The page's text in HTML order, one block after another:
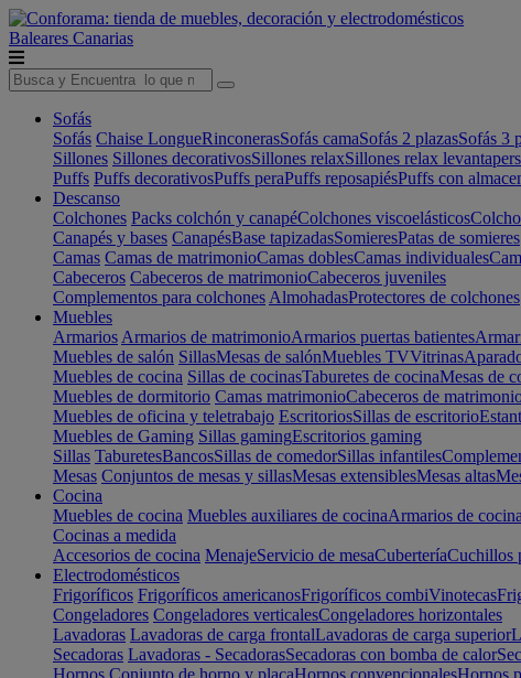
Baleares Canarias
Sofás
Sofás Chaise LongueRinconerasSofás camaSofás 2 plazasSofás 3
Sillones Sillones decorativosSillones relaxSillones relax
Puffs Puffs decorativosPuffs peraPuffs reposapiésPuffs con
Descanso
Colchones Packs colchón y canapéColchones viscoelásticos
Canapés y bases CanapésBase tapizadasSomieresPatas de somieres
Camas Camas de matrimonioCamas doblesCamas individuales
Cabeceros Cabeceros de matrimonioCabeceros juveniles
Complementos para colchones AlmohadasProtectores de colchones
Muebles
Armarios Armarios de matrimonioArmarios puertas batientes
Muebles de salón SillasMesas de salónMuebles TVVitrinas
Muebles de cocina Sillas de cocinasTaburetes de cocinaMesas de
Muebles de dormitorio Camas matrimonioCabeceros de
Muebles de oficina y teletrabajo EscritoriosSillas de escritorio
Muebles de Gaming Sillas gamingEscritorios gaming
Sillas TaburetesBancosSillas de comedorSillas infantiles
Mesas Conjuntos de mesas y sillasMesas extensiblesMesas altas
Cocina
Muebles de cocina Muebles auxiliares de cocinaArmarios de cocina
Cocinas a medida
Accesorios de cocina MenajeServicio de mesaCuberteríaCuchillos
Electrodomésticos
Frigoríficos Frigoríficos americanosFrigoríficos combiVinotecas
Congeladores Congeladores verticalesCongeladores horizontales
Lavadoras Lavadoras de carga frontalLavadoras de carga superior
Secadoras Lavadoras - SecadorasSecadoras con bomba de calor
Hornos Conjunto de horno y placaHornos convencionalesHornos